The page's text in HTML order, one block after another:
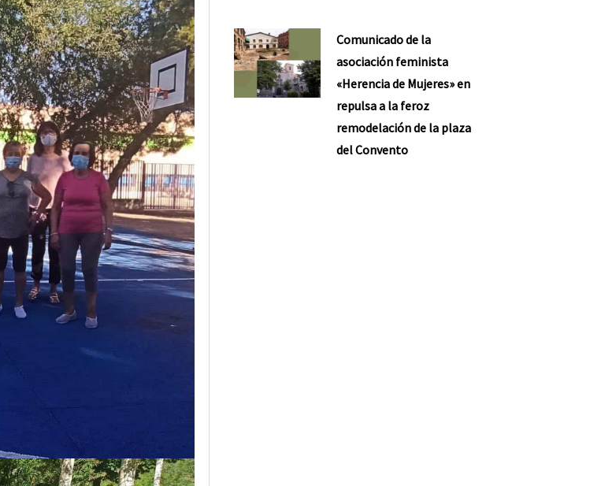
Comunicado de la
asociación feminista
«Herencia de Mujeres» en
repulsa a la feroz
remodelación de la plaza
del Convento